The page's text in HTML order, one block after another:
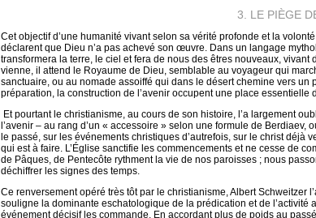
3. LE PIÈGE
Cet objectif d’une humanité vivant selon sa vérité profonde et la
déclarent que Dieu n’a pas achevé son œuvre. Dans un langage
transformera la terre, le ciel et fera de nous des êtres nouveaux,
vienne, il attend le Royaume de Dieu, semblable au voyageur qui
sanctuaire, ou au nomade assoiffé qui dans le désert chemine vers un
préparation, la construction de l’avenir occupent une place essentielle
Et pourtant le christianisme, au cours de son histoire, l’a largement
l’avenir – au rang d’un « accessoire » selon une formule de Berdiaev,
le passé, sur les événements christiques d’autrefois, sur le christ déjà
qui est à faire. L’Église sanctifie les commencements et ne cesse de
de Pâques, de Pentecôte rythment la vie de nos paroisses ; nous
déchiffrer les signes des temps.
Ce renversement opéré très tôt par le christianisme, Albert Schweitzer
souligne la dominante eschatologique de la prédication et de
événement décisif les commande. En accordant plus de poids au